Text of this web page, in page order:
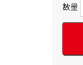
数量